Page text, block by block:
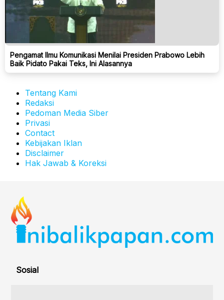
Pengamat Ilmu Komunikasi Menilai Presiden Prabowo Lebih
Baik Pidato Pakai Teks, Ini Alasannya
Tentang Kami
Redaksi
Pedoman Media Siber
Privasi
Contact
Kebijakan Iklan
Disclaimer
Hak Jawab & Koreksi
Sosial